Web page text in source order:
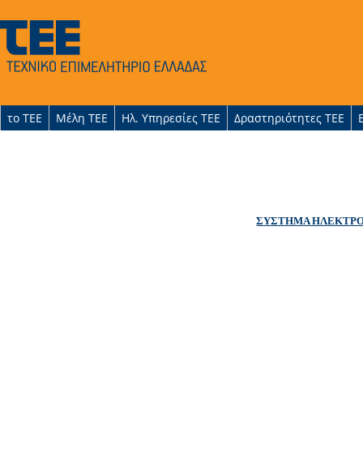
το ΤΕΕ Μέλη ΤΕΕ Ηλ. Υπηρεσίες ΤΕΕ Δραστηριότητες ΤΕΕ
ΣΥΣΤΗΜΑ